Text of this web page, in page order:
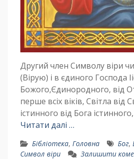
Другий член Символу віри
(Вірую) і в єдиного Господа
Божого,Єдинородного, від
перше всіх віків, Світла від
істинного від Бога
Читати далі …
Бібліотека, Головна Бог,
Символ віри
Залишити